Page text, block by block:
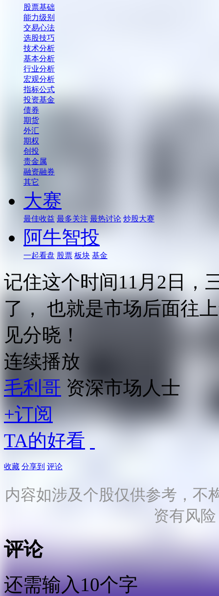
股票基础
能力级别
交易心法
选股技巧
技术分析
基本分析
行业分析
宏观分析
指标公式
投资基金
债券
期货
外汇
期权
创投
贵金属
融资融券
其它
大赛
最佳收益 最多关注 最热讨论 炒股大赛
阿牛智投
一起看盘 股票 板块 基金
记住这个时间11月2日，
了， 也就是市场后面往
见分晓！
连续播放
毛利哥 资深市场人士
+订阅
TA的好看
收藏 分享到 评论
内容如涉及个股仅供参考，不
资有风
评论
还需输入10个字